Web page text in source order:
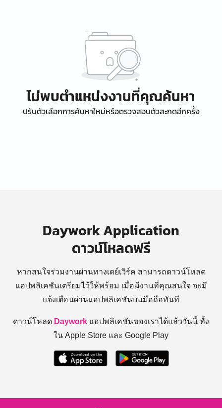
ไม่พบตำแหน่งงานที่คุณค้นหา
ปรับตัวเลือกการค้นหาใหม่หรือตรวจสอบตัวสะกดอีกครั้ง
Daywork Application
ดาวน์โหลดฟรี
หากสนใจร่วมงานผ่านทางเดย์เวิร์ค สามารถดาวน์โหลด
แอปพลิเคชันเตรียมไว้ให้พร้อม เมื่อมีงานที่คุณสนใจ จะมี
แจ้งเตือนผ่านแอปพลิเคชันบนมือถือทันที
ดาวน์โหลด Daywork แอปพลิเคชันของเราได้แล้ววันนี้ ทั้ง
ใน Apple Store และ Google Play